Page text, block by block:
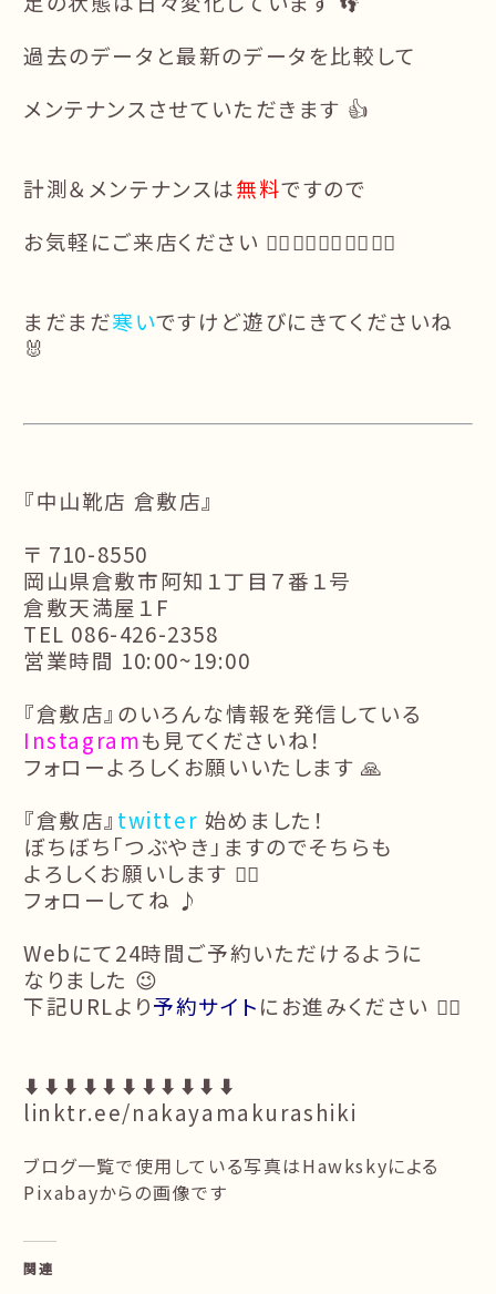
過去のデータと最新のデータを比較して
メンテナンスさせていただきます 👍
計測＆メンテナンスは無料ですので
お気軽にご来店ください 🙇‍♂️🙇‍♀️🙇‍♀️🙇‍♀️🙇‍♂️
まだまだ寒いですけど遊びにきてくださいね
🐰
『中山靴店 倉敷店』
〒 710-8550
岡山県倉敷市阿知１丁目７番１号
倉敷天満屋１F
TEL 086-426-2358
営業時間 10:00~19:00
『倉敷店』のいろんな情報を発信している
Instagramも見てくださいね！
フォローよろしくお願いいたします 🙏
『倉敷店』 twitter 始めました！
ぼちぼち「つぶやき」ますのでそちらも
よろしくお願いします 🙇‍♂️
フォローしてね ♪
Webにて24時間ご予約いただけるように
なりました 😉
下記URLより予約サイトにお進みください 🙇‍♀️
⬇️⬇️⬇️⬇️⬇️⬇️⬇️⬇️⬇️⬇️⬇️
linktr.ee/nakayamakurashiki
ブログ一覧で使用している写真はHawkskyによる
Pixabayからの画像です
関連